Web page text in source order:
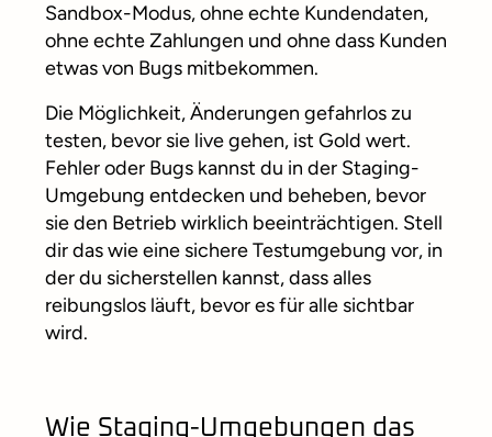
Sandbox-Modus, ohne echte Kundendaten,
ohne echte Zahlungen und ohne dass Kunden
etwas von Bugs mitbekommen.
Die Möglichkeit, Änderungen gefahrlos zu
testen, bevor sie live gehen, ist Gold wert.
Fehler oder Bugs kannst du in der Staging-
Umgebung entdecken und beheben, bevor
sie den Betrieb wirklich beeinträchtigen. Stell
dir das wie eine sichere Testumgebung vor, in
der du sicherstellen kannst, dass alles
reibungslos läuft, bevor es für alle sichtbar
wird.
Wie Staging-Umgebungen das